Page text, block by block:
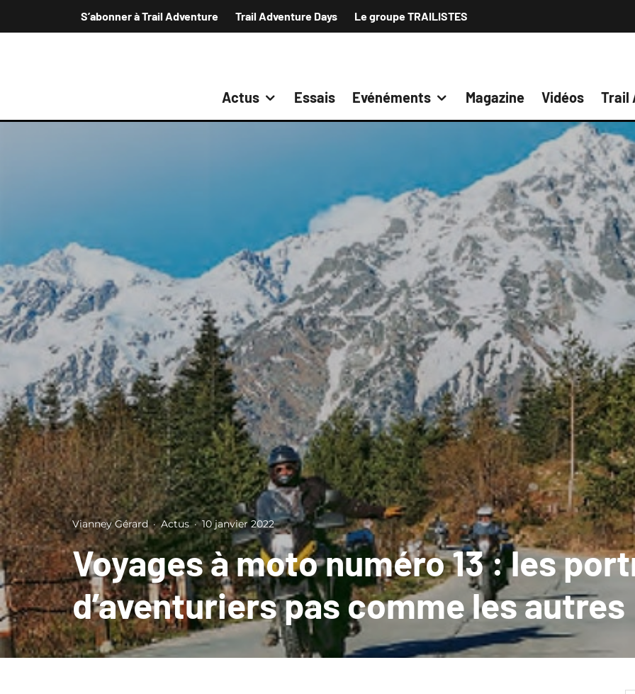
S’abonner à Trail Adventure Trail Adventure Days Le groupe TRAILISTES
Actus Essais Evénéments Magazine Vidéos Trail
Vianney Gérard · Actus · 10 janvier 2022
Voyages à moto numéro 13 : les
d’aventuriers pas comme les autres